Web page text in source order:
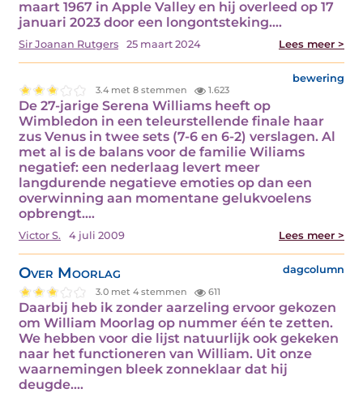
maart 1967 in Apple Valley en hij overleed op 17
januari 2023 door een longontsteking.…
Sir Joanan Rutgers 25 maart 2024 Lees meer >
bewering
3.4 met 8 stemmen 1.623
De 27-jarige Serena Williams heeft op
Wimbledon in een teleurstellende finale haar
zus Venus in twee sets (7-6 en 6-2) verslagen. Al
met al is de balans voor de familie Wiliams
negatief: een nederlaag levert meer
langdurende negatieve emoties op dan een
overwinning aan momentane gelukvoelens
opbrengt.…
Victor S. 4 juli 2009 Lees meer >
Over Moorlag dagcolumn
3.0 met 4 stemmen 611
Daarbij heb ik zonder aarzeling ervoor gekozen
om William Moorlag op nummer één te zetten.
We hebben voor die lijst natuurlijk ook gekeken
naar het functioneren van William. Uit onze
waarnemingen bleek zonneklaar dat hij
deugde.…